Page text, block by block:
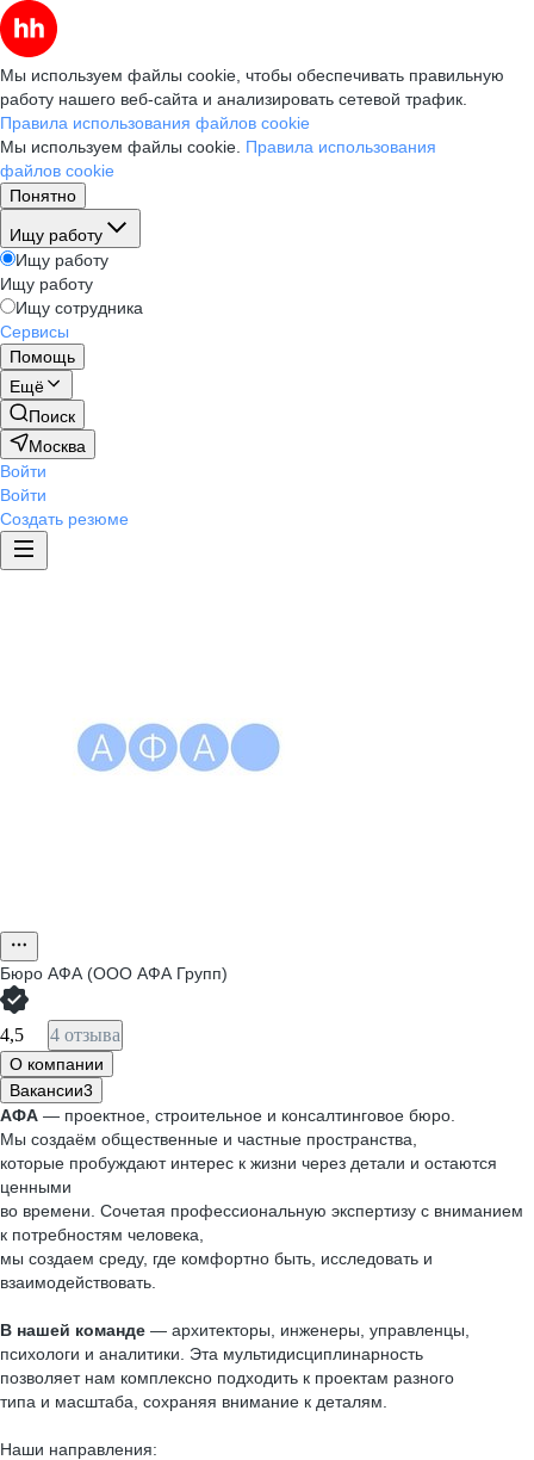
Мы используем файлы cookie, чтобы обеспечивать правильную
работу нашего веб-сайта и анализировать сетевой трафик.
Правила использования файлов cookie
Мы используем файлы cookie. Правила использования
файлов cookie
Понятно
Ищу работу
Ищу работу
Ищу работу
Ищу сотрудника
Сервисы
Помощь
Ещё
Поиск
Москва
Войти
Войти
Создать резюме
Бюро АФА (ООО АФА Групп)
4,5 4 отзыва
О компании
Вакансии3
АФА — проектное, строительное и консалтинговое бюро.
Мы создаём общественные и частные пространства,
которые пробуждают интерес к жизни через детали и остаются
ценными
во времени. Сочетая профессиональную экспертизу с вниманием
к потребностям человека,
мы создаем среду, где комфортно быть, исследовать и
взаимодействовать.
В нашей команде — архитекторы, инженеры, управленцы,
психологи и аналитики. Эта мультидисциплинарность
позволяет нам комплексно подходить к проектам разного
типа и масштаба, сохраняя внимание к деталям.
Наши направления: